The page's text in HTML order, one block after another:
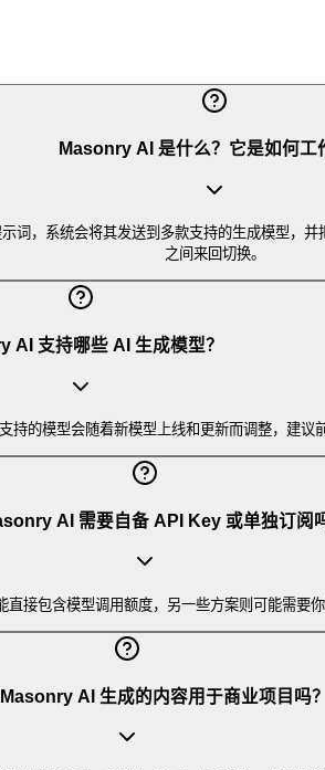
Masonry AI 是什么？它是如何工
词，系统会将其发送到多款支持的生成模型，
之间来回切换。
AI 支持哪些 AI 生成模型？
的模型会随着新模型上线和更新而调整，建议
AI 需要自备 API Key 或单独订阅
接包含模型调用额度，另一些方案则可能需要
AI 生成的内容用于商业项目吗？